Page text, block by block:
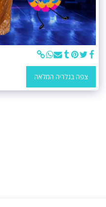
צפה בגלריה המלאה